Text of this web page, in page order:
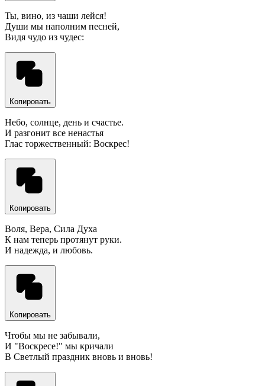
Ты, вино, из чаши лейся!
Души мы наполним песней,
Видя чудо из чудес:
Копировать
Небо, солнце, день и счастье.
И разгонит все ненастья
Глас торжественный: Воскрес!
Копировать
Воля, Вера, Сила Духа
К нам теперь протянут руки.
И надежда, и любовь.
Копировать
Чтобы мы не забывали,
И "Воскресе!" мы кричали
В Светлый праздник вновь и вновь!